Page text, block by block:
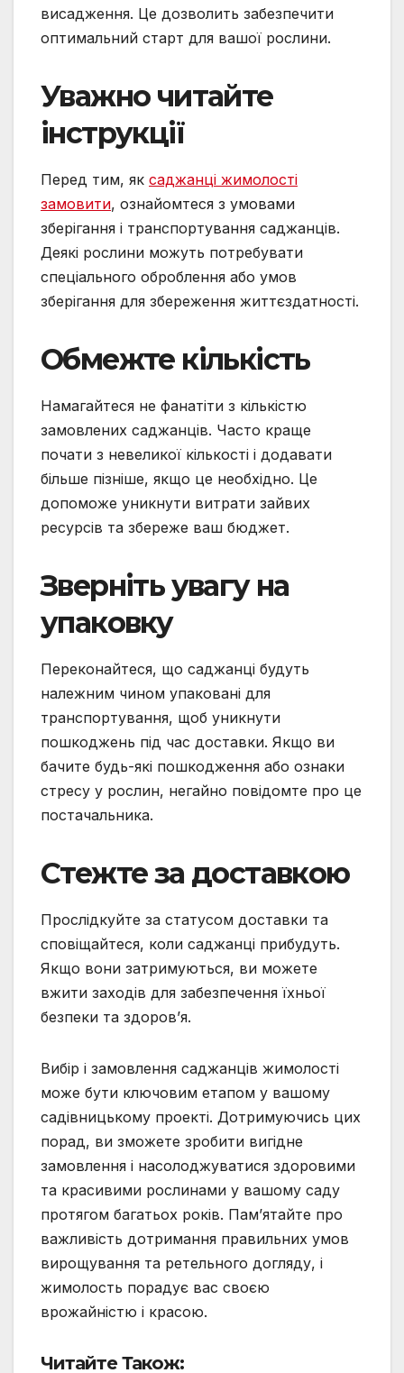
висадження. Це дозволить забезпечити
оптимальний старт для вашої рослини.
Уважно читайте
інструкції
Перед тим, як саджанці жимолості
замовити, ознайомтеся з умовами
зберігання і транспортування саджанців.
Деякі рослини можуть потребувати
спеціального оброблення або умов
зберігання для збереження життєздатності.
Обмежте кількість
Намагайтеся не фанатіти з кількістю
замовлених саджанців. Часто краще
почати з невеликої кількості і додавати
більше пізніше, якщо це необхідно. Це
допоможе уникнути витрати зайвих
ресурсів та збереже ваш бюджет.
Зверніть увагу на
упаковку
Переконайтеся, що саджанці будуть
належним чином упаковані для
транспортування, щоб уникнути
пошкоджень під час доставки. Якщо ви
бачите будь-які пошкодження або ознаки
стресу у рослин, негайно повідомте про це
постачальника.
Стежте за доставкою
Прослідкуйте за статусом доставки та
сповіщайтеся, коли саджанці прибудуть.
Якщо вони затримуються, ви можете
вжити заходів для забезпечення їхньої
безпеки та здоров’я.
Вибір і замовлення саджанців жимолості
може бути ключовим етапом у вашому
садівницькому проекті. Дотримуючись цих
порад, ви зможете зробити вигідне
замовлення і насолоджуватися здоровими
та красивими рослинами у вашому саду
протягом багатьох років. Пам’ятайте про
важливість дотримання правильних умов
вирощування та ретельного догляду, і
жимолость порадує вас своєю
врожайністю і красою.
Читайте Також: